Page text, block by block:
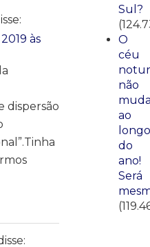
às
dispersão
Sul?
O
céu
não
ao
longo
do
ano!
Será